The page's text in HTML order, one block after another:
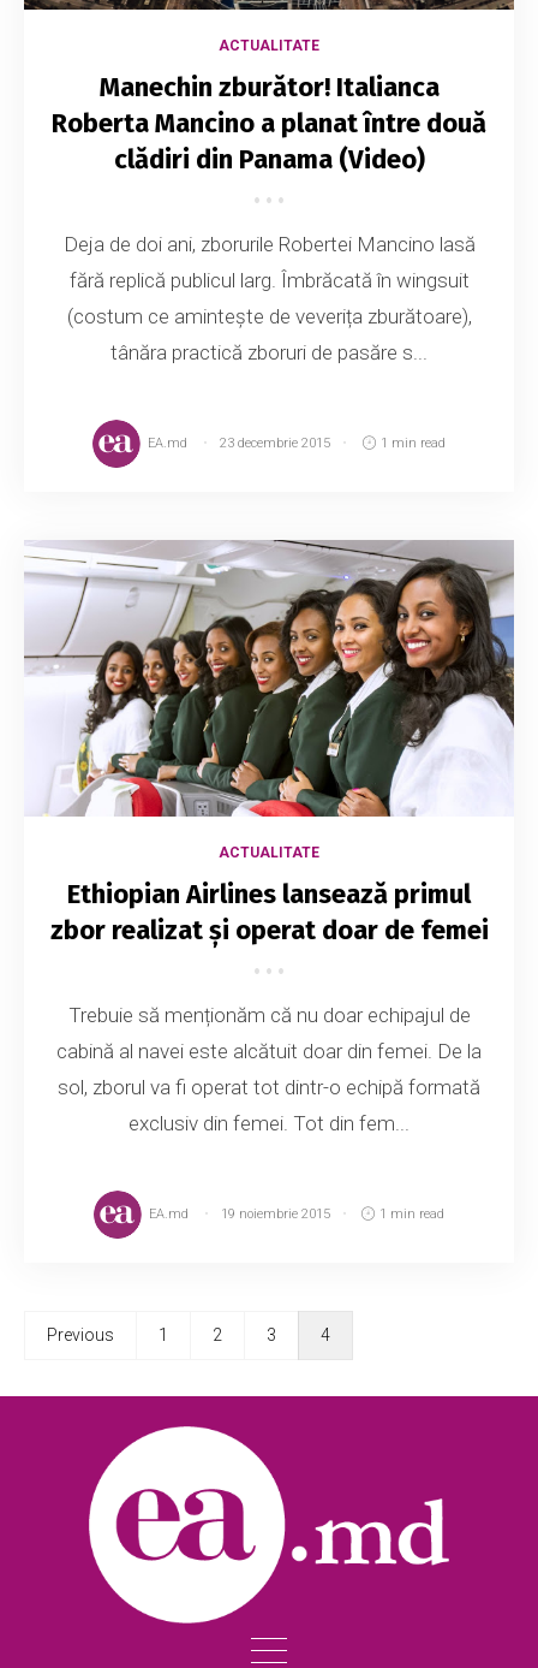
ACTUALITATE
Manechin zburător! Italianca
Roberta Mancino a planat între două
clădiri din Panama (Video)
Deja de doi ani, zborurile Robertei Mancino lasă
fără replică publicul larg. Îmbrăcată în wingsuit
(costum ce amintește de veverița zburătoare),
tânăra practică zboruri de pasăre s...
EA.md 23 decembrie 2015 1 min read
ACTUALITATE
Ethiopian Airlines lansează primul
zbor realizat și operat doar de femei
Trebuie să menționăm că nu doar echipajul de
cabină al navei este alcătuit doar din femei. De la
sol, zborul va fi operat tot dintr-o echipă formată
exclusiv din femei. Tot din fem...
EA.md 19 noiembrie 2015 1 min read
Previous 1 2 3 4